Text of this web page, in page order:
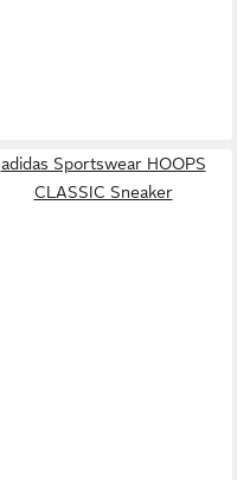
adidas Sportswear HOOPS
CLASSIC Sneaker